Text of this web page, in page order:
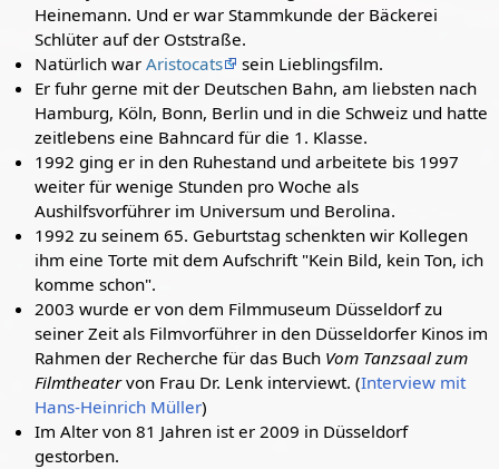
Heinemann. Und er war Stammkunde der Bäckerei
Schlüter auf der Oststraße.
Natürlich warAristocats
sein Lieblingsfilm.
Er fuhr gerne mit der Deutschen Bahn, am liebsten nach
Hamburg, Köln, Bonn, Berlin und in die Schweiz und hatte
zeitlebens eine Bahncard für die 1. Klasse.
1992 ging er in den Ruhestand und arbeitete bis 1997
weiter für wenige Stunden pro Woche als
Aushilfsvorführer im Universum und Berolina.
1992 zu seinem 65. Geburtstag schenkten wir Kollegen
ihm eine Torte mit dem Aufschrift "Kein Bild, kein Ton, ich
komme schon".
2003 wurde er von dem Filmmuseum Düsseldorf zu
seiner Zeit als Filmvorführer in den Düsseldorfer Kinos im
Rahmen der Recherche für das Buch Vom Tanzsaal zum
Filmtheatervon Frau Dr. Lenk interviewt. (Interview mit
Hans-Heinrich Müller)
Im Alter von 81 Jahren ist er 2009 in Düsseldorf
gestorben.